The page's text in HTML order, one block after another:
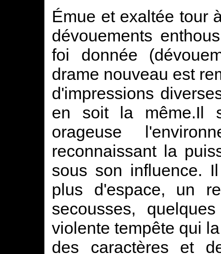
Émue et exaltée tour
dévouements
foi donnée
drame nouveau est
d'impressions
en soit la même.Il
orageuse
reconnaissant la
sous son influence.
plus d'espace, un
secousses,
violente tempête qui
des caractères et